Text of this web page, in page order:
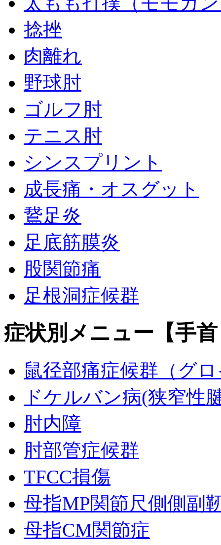
捻挫
肉離れ
野球肘
ゴルフ肘
テニス肘
シンスプリント
成長痛・オスグット
鵞足炎
足底筋膜炎
股関節痛
足根洞症候群
症状別メニュー【手
鼠径部痛症候群（グ
ドケルバン病(狭窄性
肘内障
肘部管症候群
TFCC損傷
母指MP関節尺側側副
母指CM関節症